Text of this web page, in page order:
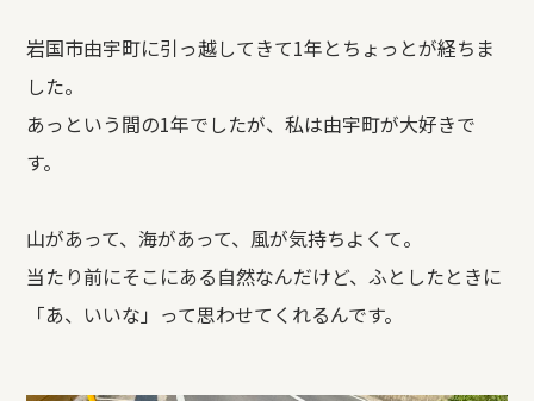
ESTATE
REFORM
BLOG
COMPANY
岩国市由宇町に引っ越してきて1年とちょっとが経ちま
した。
あっという間の1年でしたが、私は由宇町が大好きで
す。
山があって、海があって、風が気持ちよくて。
当たり前にそこにある自然なんだけど、ふとしたときに
「あ、いいな」って思わせてくれるんです。